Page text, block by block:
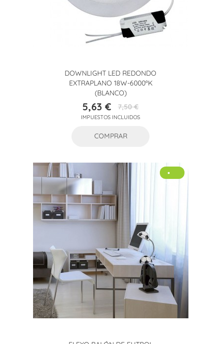
DOWNLIGHT LED REDONDO
EXTRAPLANO 18W-6000ºK
(BLANCO)
Precio
5,63 €Precio
base
7,50 €
IMPUESTOS INCLUIDOS
COMPRAR
-25%